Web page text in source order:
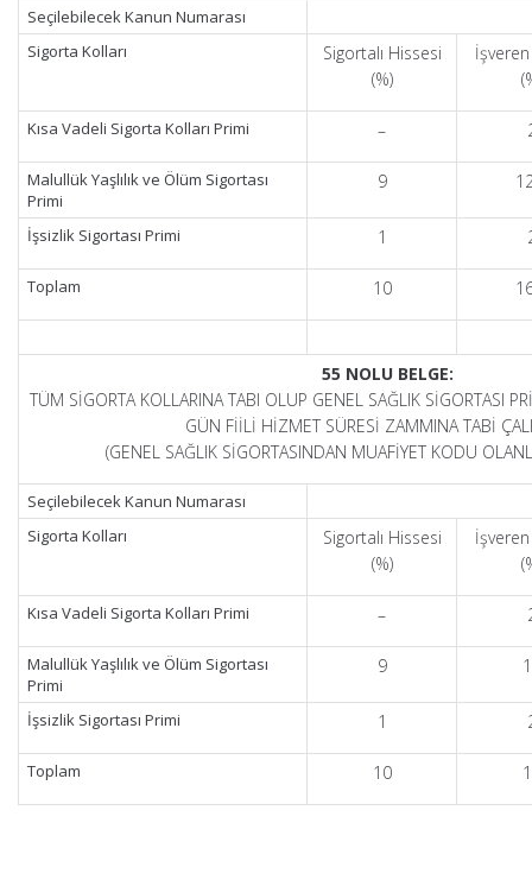
Seçilebilecek Kanun Numarası
Sigorta Kolları
Sigortalı Hissesi
(%)
Kısa Vadeli Sigorta Kolları Primi –
Malullük Yaşlılık ve Ölüm Sigortası
Primi
9
İşsizlik Sigortası Primi 1
Toplam 10
55 NOLU BELGE:
TÜM SİGORTA KOLLARINA TABI OLUP GENEL SAĞLIK SİGORTASI
GÜN FİİLİ HİZMET SÜRESİ ZAMMINA TABİ
(GENEL SAĞLIK SİGORTASINDAN MUAFİYET KODU
Seçilebilecek Kanun Numarası
Sigorta Kolları
Sigortalı Hissesi
(%)
Kısa Vadeli Sigorta Kolları Primi –
Malullük Yaşlılık ve Ölüm Sigortası
Primi
9
İşsizlik Sigortası Primi 1
Toplam 10